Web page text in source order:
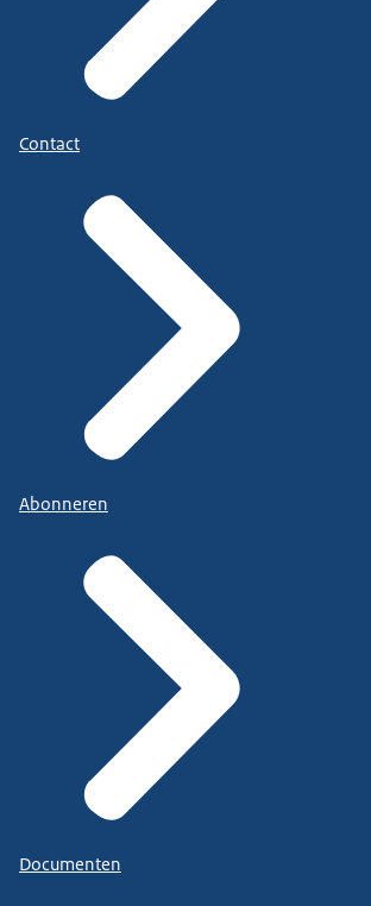
Contact
Abonneren
Documenten